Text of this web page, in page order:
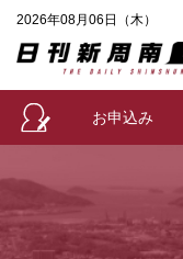
2026年08月06日（木）
お申込み